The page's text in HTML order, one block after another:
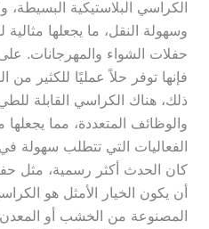
الكراسي البلاستيكية البسيطة،
وسهولة النقل، ما يجعلها مثالية
حفلات الشواء والمهرجانات.
فإنها توفر حلاً عمليًا للكثير من
ذلك، هناك الكراسي القابلة
والوظائف المتعددة، مما
الفعاليات التي تتطلب سهولة
كان الحدث أكثر رسمية، مثل
أن يكون الخيار الأمثل هو
المصنوعة من الخشب أو